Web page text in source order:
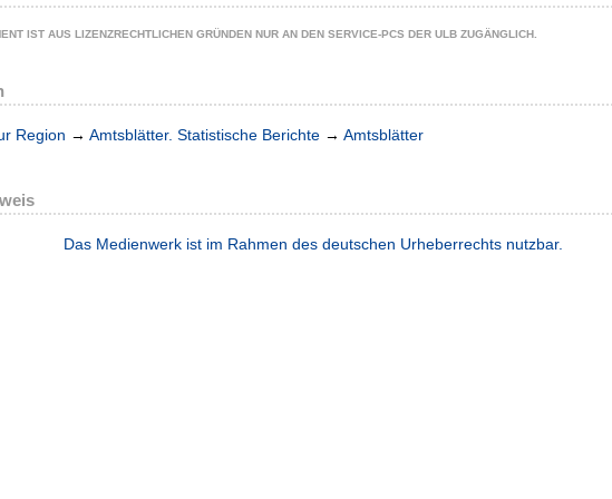
IST AUS LIZENZRECHTLICHEN GRÜNDEN NUR AN DEN SERVICE-PCS DER ULB ZUGÄNGLICH.
Region → Amtsblätter. Statistische Berichte → Amtsblätter
Das Medienwerk ist im Rahmen des deutschen Urheberrechts nutzbar.